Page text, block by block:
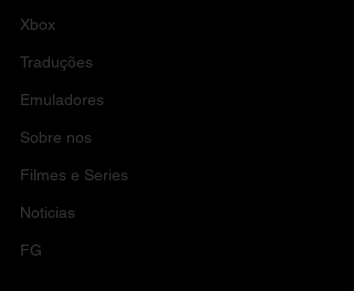
Xbox
Traduções
Emuladores
Sobre nos
Filmes e Series
Noticias
FG